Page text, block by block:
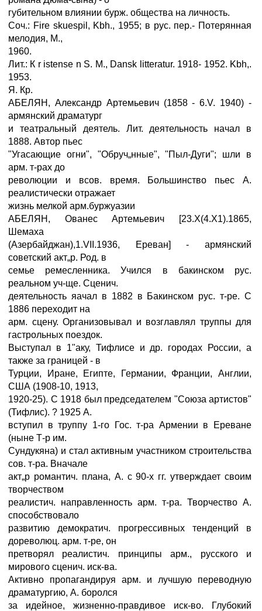
губительном влиянии бурж. общества на личность.
Соч.: Fire skuespil, Kbh., 1955; в рус. пер.- Потерянная
мелодия, М.,
1960.
Лит.: К r istense n S. M., Dansk litteratur. 1918- 1952. Kbh,.
1953.
Я. Кр.
АБЕЛЯН, Александр Артемьевич (1858 - 6.V. 1940) -
армянский драматург
и театральный деятель. Лит. деятельность начал в
1888. Автор пьес
"Угасающие огни", "Обруч„нные", "Пыл-Дуги"; шли в
арм. т-рах до
революции и всов. время. Большинство пьес А.
реалистически отражает
жизнь мелкой арм.буржуазии
АБЕЛЯН, Ованес Артемьевич [23.Х(4.Х1).1865,
Шемаха
(Азербайджан),1.VII.1936, Ереван] - армянский
советский акт„р. Род. в
семье ремесленника. Учился в бакинском рус.
реальном уч-ще. Сценич.
деятельность яачал в 1882 в Бакинском рус. т-ре. С
1886 переходит на
арм. сцену. Организовывал и возглавлял труппы для
гастрольных поездок.
Выступал в 1"аку, Тифлисе и др. городах России, а
также за границей - в
Турции, Иране, Египте, Германии, Франции, Англии,
США (1908-10, 1913,
1920-25). С 1918 был председателем "Союза артистов"
(Тифлис). ? 1925 А.
вступил в труппу 1-го Гос. т-ра Армении в Ереване
(ныне Т-р им.
Сундукяна) и стал активным участником строительства
сов. т-ра. Вначале
акт„р романтич. плана, А. с 90-х гг. утверждает своим
творчеством
реалистич. направленность арм. т-ра. Творчество А.
способствовало
развитию демократич. прогрессивных тенденций в
дореволюц. арм. т-ре, он
претворял реалистич. принципы арм., русского и
мирового сценич. иск-ва.
Активно пропагандируя арм. и лучшую переводную
драматургию, А. боролся
за идейное, жизненно-правдивое иск-во. Глубокий